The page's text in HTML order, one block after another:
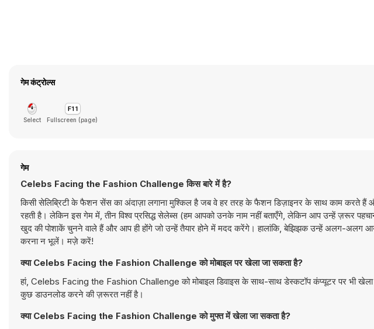
गेम कंट्रोल्स
Select Fullscreen (page)
गेम
Celebs Facing the Fashion Challenge किस बारे में है?
किसी सेलिब्रिटी के फैशन सेंस का अंदाज़ा लगाना मुश्किल है जब वे हर तरह के फैशन डिज़ाइनर के साथ काम करते हैं
रहती है। लेकिन इस गेम में, तीन विश्व प्रसिद्ध सेलेब्स (हम आपको उनके नाम नहीं बताएँगे, लेकिन आप उन्हें ज़रूर
खुद की पोशाकें चुनने वाले हैं और आप ही होंगे जो उन्हें तैयार होने में मदद करेंगे। हालांकि, बेझिझक उन्हें अलग-
करना न भूलें। मज़े करें!
क्या Celebs Facing the Fashion Challenge को मोबाइल पर खेला जा सकता है?
हां, Celebs Facing the Fashion Challenge को मोबाइल डिवाइस के साथ-साथ डेस्कटॉप कंप्यूटर पर भी
कुछ डाउनलोड करने की ज़रूरत नहीं है।
क्या Celebs Facing the Fashion Challenge को मुफ्त में खेला जा सकता है?